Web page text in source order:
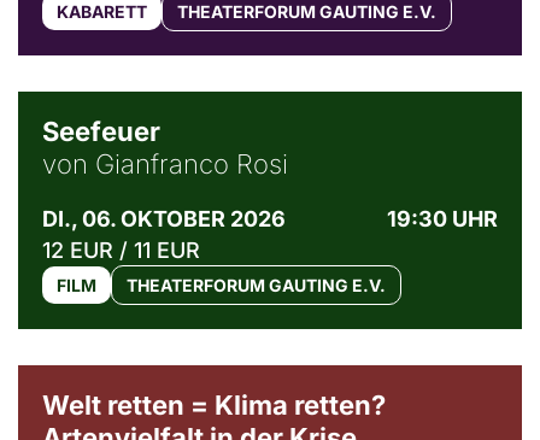
KABARETT THEATERFORUM GAUTING E.V.
Seefeuer
von Gianfranco Rosi
DI., 06. OKTOBER 2026
19:30 UHR
12 EUR / 11 EUR
FILM THEATERFORUM GAUTING E.V.
Welt retten = Klima retten?